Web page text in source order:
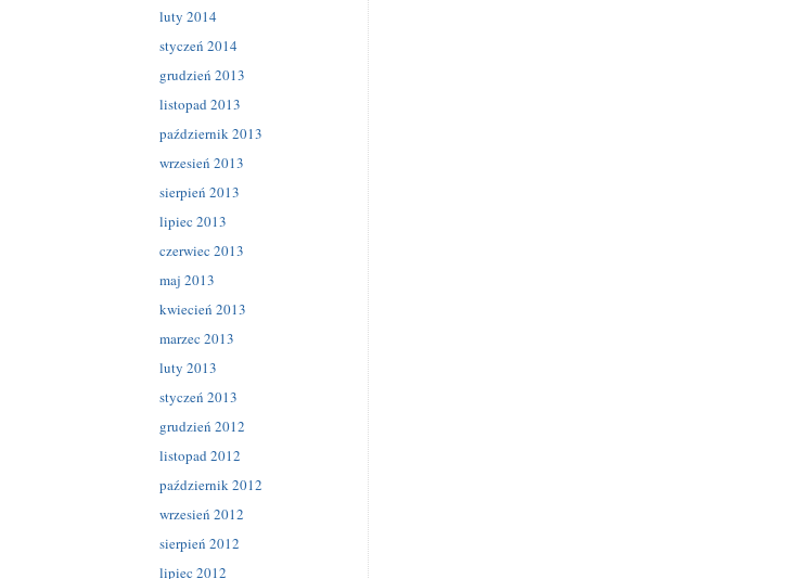
luty 2014
styczeń 2014
grudzień 2013
listopad 2013
październik 2013
wrzesień 2013
sierpień 2013
lipiec 2013
czerwiec 2013
maj 2013
kwiecień 2013
marzec 2013
luty 2013
styczeń 2013
grudzień 2012
listopad 2012
październik 2012
wrzesień 2012
sierpień 2012
lipiec 2012